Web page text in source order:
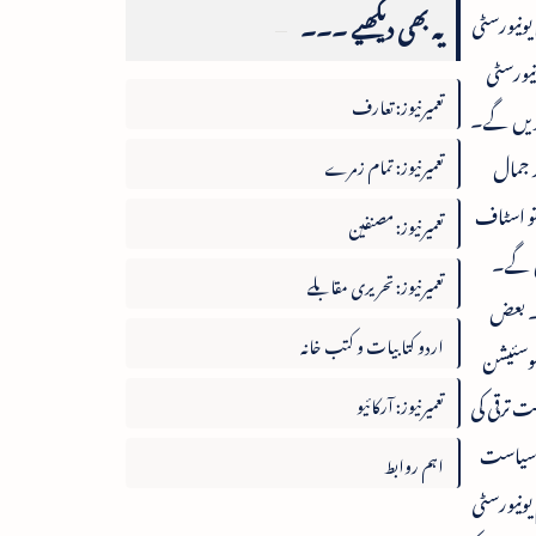
گے۔
جمال
اسٹاف
گے۔
بعض
ترقی کی
سیاست
یہ بھی دیکھیے ۔۔۔
تعمیرنیوز: تعارف
تعمیرنیوز: تمام زمرے
تعمیرنیوز: مصنفین
تعمیرنیوز: تحریری مقابلے
اردو کتابیات و کتب خانہ
تعمیرنیوز: آرکائیو
اہم روابط